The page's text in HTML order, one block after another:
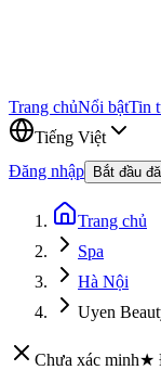
Trang chủNổi bậtTin
Tiếng Việt
Đăng nhập
Bắt đầu
Trang chủ
Spa
Hà Nội
Uyen
Chưa xác minh★